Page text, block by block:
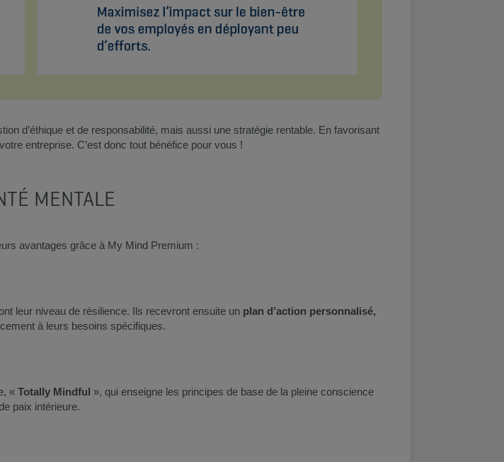
d’éthique et de responsabilité, mais aussi une stratégie rentable. En favorisant
entreprise. C’est donc tout bénéfice pour vous !​
MENTALE
avantages grâce à My Mind Premium :
leur niveau de résilience. Ils recevront ensuite un plan d’action personnalisé,
à leurs besoins spécifiques.
« Totally Mindful », qui enseigne les principes de base de la pleine conscience
paix intérieure.